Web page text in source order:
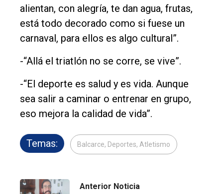
alientan, con alegría, te dan agua, frutas,
está todo decorado como si fuese un
carnaval, para ellos es algo cultural”.
-“Allá el triatlón no se corre, se vive”.
-“El deporte es salud y es vida. Aunque
sea salir a caminar o entrenar en grupo,
eso mejora la calidad de vida”.
Temas: Balcarce, Deportes, Atletismo
Anterior Noticia